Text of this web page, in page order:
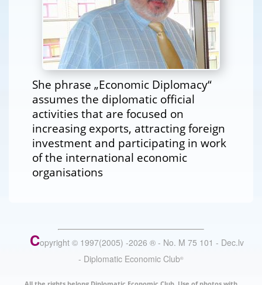
She phrase „Economic Diplomacy“
assumes the diplomatic official
activities that are focused on
increasing exports, attracting foreign
investment and participating in work
of the international economic
organisations
Copyright © 1997(2005) -2026 ® - No. M 75 101 - Dec.lv
- Diplomatic Economic Club®